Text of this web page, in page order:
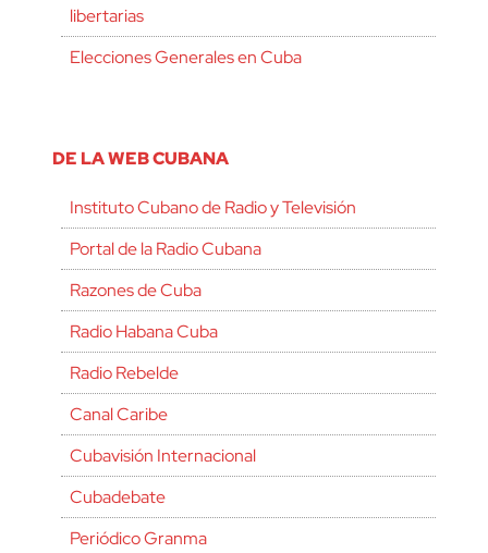
libertarias
Elecciones Generales en Cuba
DE LA WEB CUBANA
Instituto Cubano de Radio y Televisión
Portal de la Radio Cubana
Razones de Cuba
Radio Habana Cuba
Radio Rebelde
Canal Caribe
Cubavisión Internacional
Cubadebate
Periódico Granma